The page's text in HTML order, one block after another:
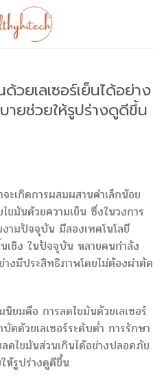
วยเลเซอร์เย็นได้อย่าง
ยช่วยให้รูปร่างดูดีขึ้น
เกิดการผสมผสานคำเล็กน้อย
ไขมันด้วยความเย็น ซึ่งในวงการ
ามปัจจุบัน มีสองเทคโนโลยี
เชิง ในปัจจุบัน หลายคนกำลัง
างมีประสิทธิภาพโดยไม่ต้องผ่าตัด
ยมคือ การลดไขมันด้วยเลเซอร์
ดด้วยเลเซอร์ระดับต่ำ การรักษา
ไขมันส่วนเกินได้อย่างปลอดภัย
ห้รูปร่างดูดีขึ้น